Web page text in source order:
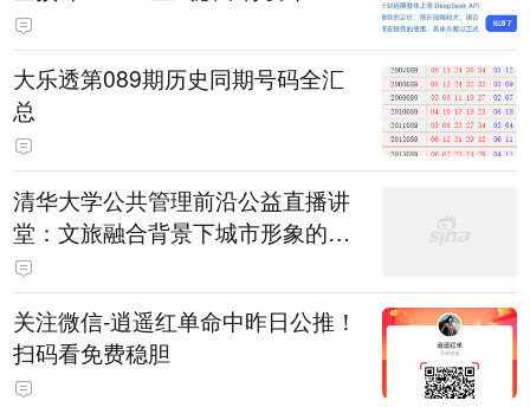
大乐透第089期历史同期号码全汇
总
清华大学公共管理前沿公益直播讲
堂：文旅融合背景下城市形象的构
建
关注微信-逍遥红单命中昨日公推！
扫码看免费稳胆